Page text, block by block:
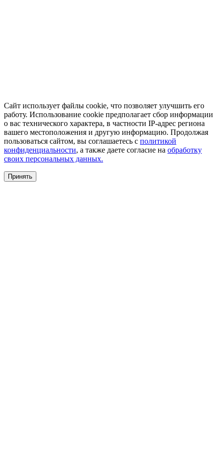
Сайт использует файлы cookie, что позволяет улучшить его
работу. Использование cookie предполагает сбор информации
о вас технического характера, в частности IP-адрес региона
вашего местоположения и другую информацию. Продолжая
пользоваться сайтом, вы соглашаетесь с политикой
конфиденциальности, а также даете согласие на обработку
своих персональных данных.
Принять